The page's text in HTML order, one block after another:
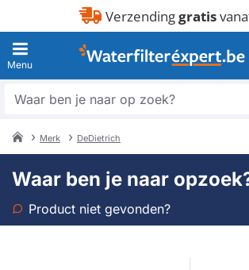
Verzendinggratis
Waar
zoek?
Merk DeDietrich
Waar ben je naar
Product niet gevonden?